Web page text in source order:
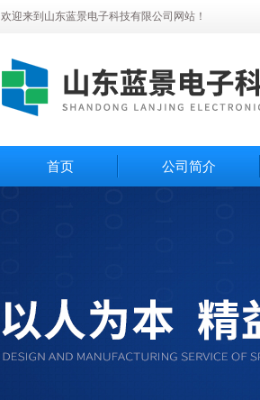
欢迎来到山东蓝景电子科技有限公司网站！
首页 公司简介